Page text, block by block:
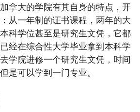
拿大的学院有其自身的特点，开
从一年制的证书课程，两年的大
科学位甚至是研究生文凭，它都
经在综合性大学毕业拿到本科学
学院进修一个研究生文凭，时间
是可以学到一门专业。